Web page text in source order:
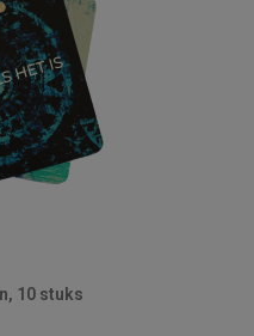
10 stuks